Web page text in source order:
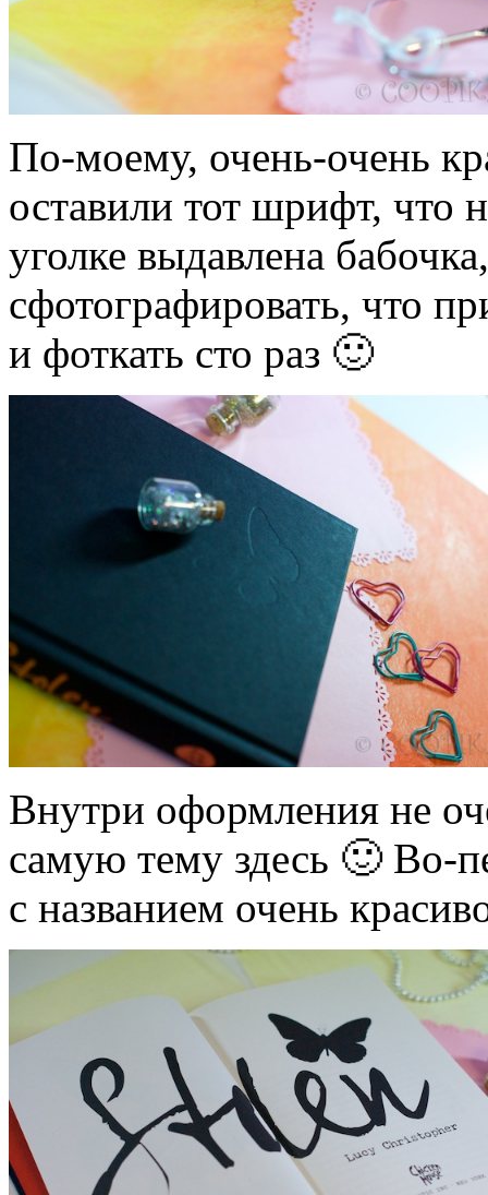
По-моему, очень-очень
оставили тот шрифт, что
уголке выдавлена
сфотографировать, что
и фоткать сто раз 🙂
Внутри оформления не
самую тему здесь 🙂 Во-
с названием очень